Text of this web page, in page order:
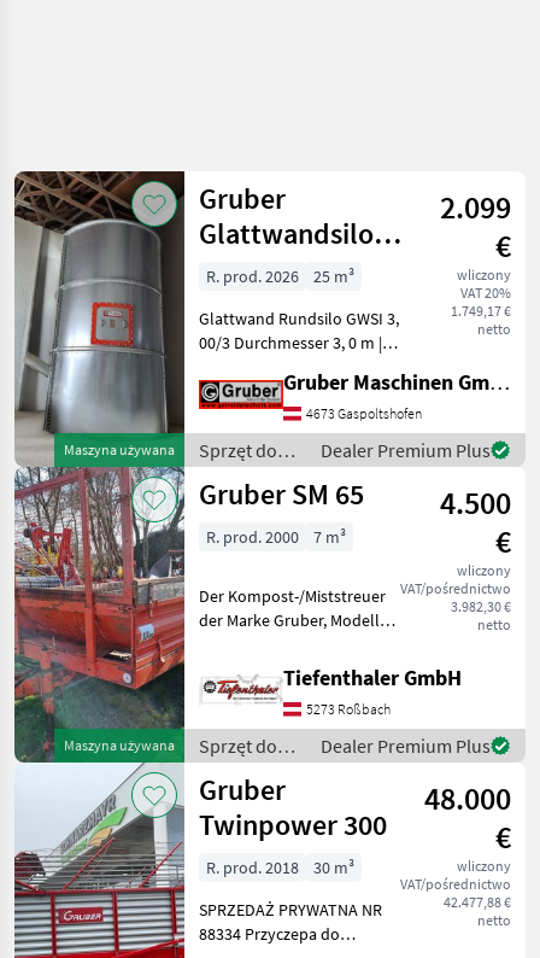
Maszyna używana
Gruber
Glattwandsilo,
Rundsilo,
Getreidesilo
2.099
€
wliczony
VAT 20%
1.749,17 €
netto
R. prod. 2026
25 m³
Glattwand Rundsilo GWSI 3,
00/3 Durchmesser 3, 0 m |
Inhalt ca. 25, 8 m³ | 20 to
mit 1 Einstiegsluke und
Sichtfenster
Ausstellungssilo (
Gruber Maschinen GmbH
4673 Gaspoltshofen
Sprzęt do
przetwórstwa
zboża /
Dealer Premium Plus
Maszyna używana
Gruber SM 65
4.500
€
wliczony
VAT/pośrednictwo
3.982,30 €
netto
R. prod. 2000 7 m³
Der Kompost-/Miststreuer
der Marke Gruber, Modell
Baujahr 2000, ist ein
zuverlässiges Arbeitsgerät
für die Landwirtschaft. Mit
einem Volumen von
Tiefenthaler GmbH
5273 Roßbach
Sprzęt do
nawożenia i
nawadniania
/ Gruber
Dealer Premium Plus
Gruber
Twinpower 300
48.000
€
wliczony
VAT/pośrednictwo
42.477,88 €
netto
R. prod. 2018
30 m³
SPRZEDAŻ PRYWATNA NR
88334 Przyczepa do